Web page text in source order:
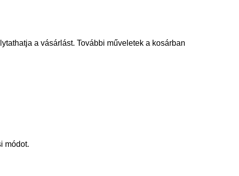
a vásárlást. További műveletek a kosárban
módot.